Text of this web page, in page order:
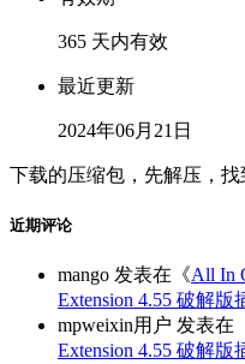
365 天内有效
最近更新
2024年06月21日
下载的压缩包，先解压，找
近期评论
mango 发表在《All In
Extension 4.55 破解版
mpweixin用户 发表在
Extension 4.55 破解版